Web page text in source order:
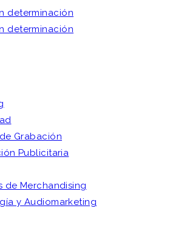
Grabación
Publicitaria
de Merchandising
y Audiomarketing